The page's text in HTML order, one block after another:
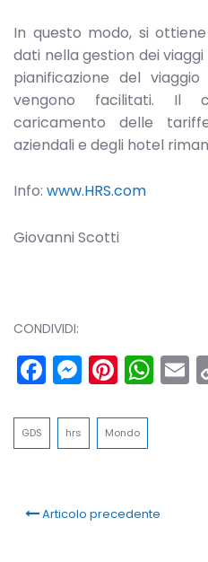
In questo modo, si
dati nella gestion dei
pianificazione del
vengono facilitati. Il
caricamento delle
aziendali e degli hotel
Info: www.HRS.com
Giovanni Scotti
CONDIVIDI:
Facebook
GDS hrs Mondo
Articolo precedente